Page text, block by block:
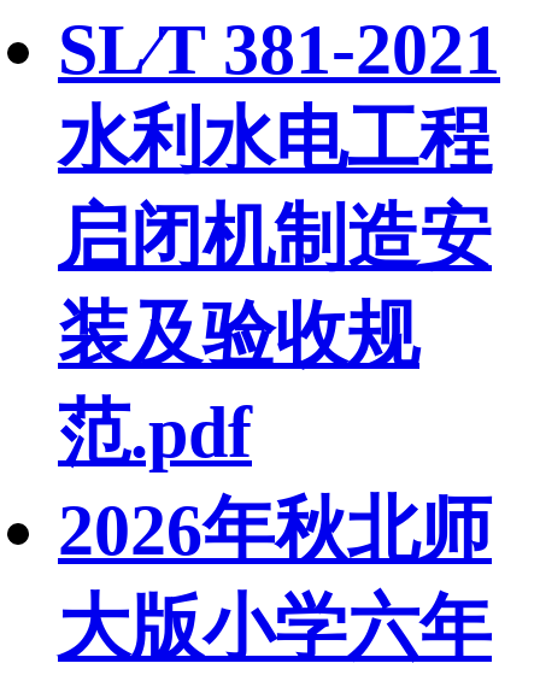
SL∕T 381-2021
水利水电工程
启闭机制造安
装及验收规
范.pdf
2026年秋北师
大版小学六年